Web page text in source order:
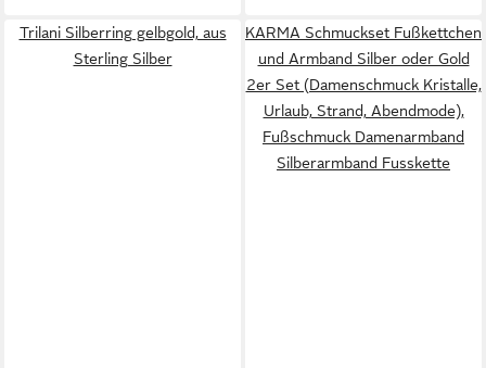
Trilani Silberring gelbgold, aus
Sterling Silber
KARMA Schmuckset Fußkettchen
und Armband Silber oder Gold
2er Set (Damenschmuck Kristalle,
Urlaub, Strand, Abendmode),
Fußschmuck Damenarmband
Silberarmband Fusskette